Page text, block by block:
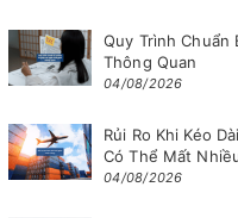
Quy Trình Chuẩn
Thông Quan
04/08/2026
Rủi Ro Khi Kéo
Có Thể Mất
04/08/2026